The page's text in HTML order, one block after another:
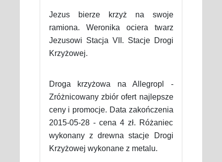
Jezus bierze krzyż na swoje
ramiona. Weronika ociera twarz
Jezusowi Stacja VII. Stacje Drogi
Krzyżowej.
Droga krzyżowa na Allegropl -
Zróżnicowany zbiór ofert najlepsze
ceny i promocje. Data zakończenia
2015-05-28 - cena 4 zł. Różaniec
wykonany z drewna stacje Drogi
Krzyżowej wykonane z metalu.